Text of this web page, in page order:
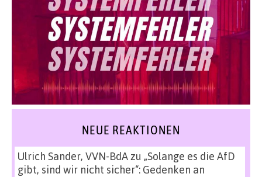
NEUE REAKTIONEN
Ulrich Sander, VVN-BdAzu „Solange es die AfD
gibt, sind wir nicht sicher“: Gedenken an